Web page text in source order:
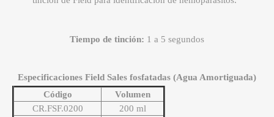
Tiempo de tinción: 1 a 5 segundos
Especificaciones Field Sales fosfatadas (Agua Amortiguada)
Código
Volumen
CR.FSF.0200
200 ml